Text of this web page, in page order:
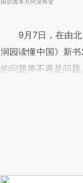
9月7日，在由北
润园读懂中国》新
的问题将不再是问题